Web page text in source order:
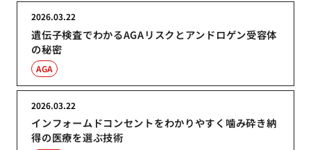
遺伝子検査でわかるAGAリスクとアンドロゲン受容体
の秘密
2026.03.22
AGA
インフォームドコンセントをわかりやすく噛み砕き納
得の医療を選ぶ技術
2026.03.22